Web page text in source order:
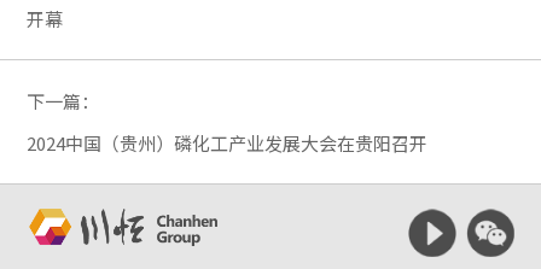
开幕
下一篇：
2024中国（贵州）磷化工产业发展大会在贵阳召开